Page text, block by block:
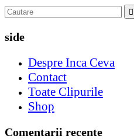
side
Despre Inca Ceva
Contact
Toate Clipurile
Shop
Comentarii recente